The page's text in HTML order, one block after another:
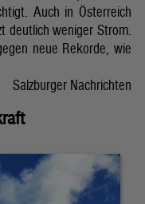
Auch in Österreich
deutlich weniger Strom.
neue Rekorde, wie
Salzburger Nachrichten